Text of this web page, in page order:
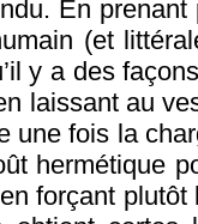
En
(et
y a des
laissant au
une fois la
hermétique
forçant plutôt